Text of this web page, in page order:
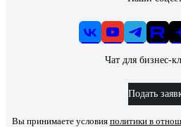
Чат для бизнес-
Подать
Вы принимаете условия политики в